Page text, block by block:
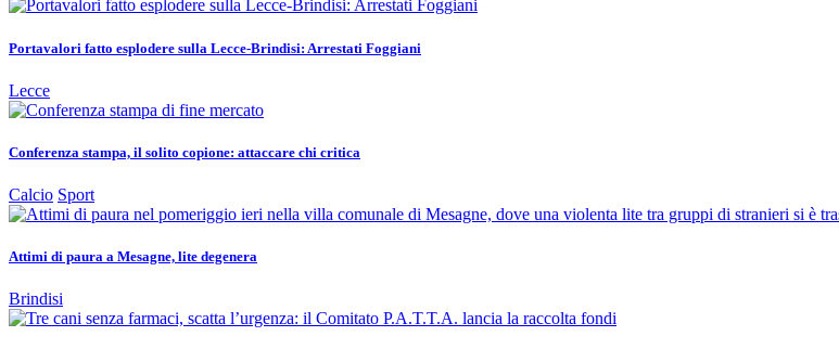
Portavalori fatto esplodere sulla Lecce-Brindisi: Arrestati Foggiani
Lecce
Conferenza stampa, il solito copione: attaccare chi critica
Calcio Sport
Attimi di paura a Mesagne, lite degenera
Brindisi